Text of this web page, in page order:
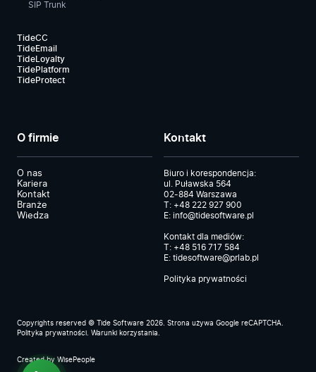
SIP Trunk
TideCC
TideEmail
TideLoyalty
TidePlatform
TideProtect
O firmie
O nas
Kariera
Kontakt
Branże
Wiedza
Kontakt
Biuro i korespondencja:
ul. Puławska 564
02-884 Warszawa
T: +48 222 927 900
E: info@tidesoftware.pl
Kontakt dla mediów:
T: +48 516 717 584
E: tidesoftware@prlab.pl
Polityka prywatności
Copyrights reserved © Tide Software 2026. Strona używa Google reCAPTCHA.
Polityka prywatności . Warunki korzystania.
Created by WisePeople